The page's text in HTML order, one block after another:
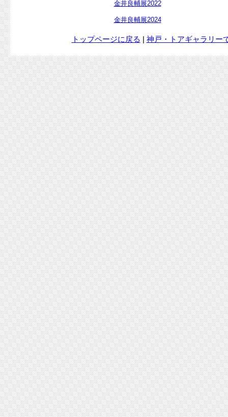
金井良輔展2022
金井良輔展2024
トップページに戻る | 神戸・トアギャラリー